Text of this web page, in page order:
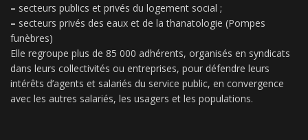
– secteurs publics et privés du logement social ;
– secteurs privés des eaux et de la thanatologie (Pompes
funèbres)
Elle regroupe plus de 85 000 adhérents, organisés en syndicats
dans leurs collectivités ou entreprises, pour défendre leurs
intérêts d’agents et salariés du service public, en convergence
avec les autres salariés, les usagers et les populations.